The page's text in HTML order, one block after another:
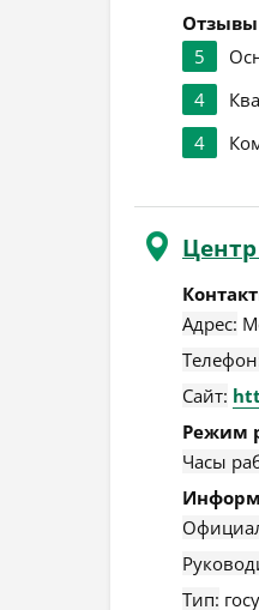
5
4
4
Адрес:
Сайт:
Режим
Часы
Тип: